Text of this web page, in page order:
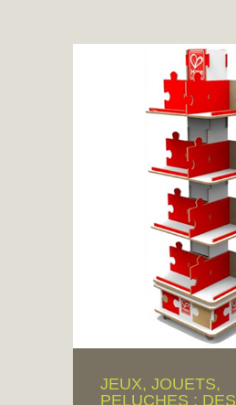
JEUX, JOUETS,
PELUCHES : DES